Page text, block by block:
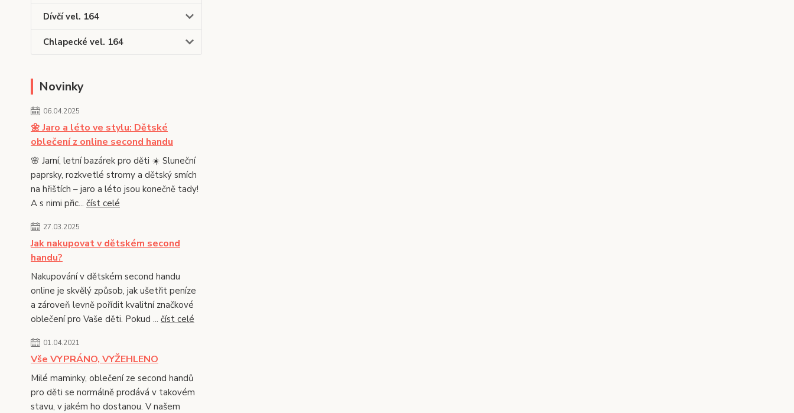
Dívčí vel. 164
Chlapecké vel. 164
Novinky
06.04.2025
🌼 Jaro a léto ve stylu: Dětské
oblečení z online second handu
🌸 Jarní, letní bazárek pro děti ☀️ Sluneční
paprsky, rozkvetlé stromy a dětský smích
na hřištích – jaro a léto jsou konečně tady!
A s nimi přic... číst celé
27.03.2025
Jak nakupovat v dětském second
handu?
Nakupování v dětském second handu
online je skvělý způsob, jak ušetřit peníze
a zároveň levně pořídit kvalitní značkové
oblečení pro Vaše děti. Pokud ... číst celé
01.04.2021
Vše VYPRÁNO, VYŽEHLENO
Milé maminky, oblečení ze second handů
pro děti se normálně prodává v takovém
stavu, v jakém ho dostanou. V našem